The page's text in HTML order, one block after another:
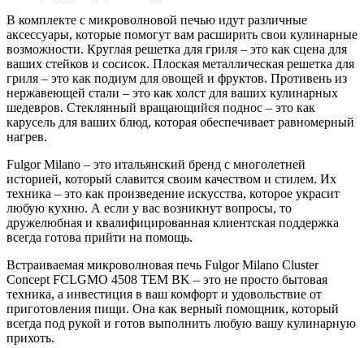
В комплекте с микроволновой печью идут различные
аксессуары, которые помогут вам расширить свои кулинарные
возможности. Круглая решетка для гриля – это как сцена для
ваших стейков и сосисок. Плоская металлическая решетка для
гриля – это как подиум для овощей и фруктов. Противень из
нержавеющей стали – это как холст для ваших кулинарных
шедевров. Стеклянный вращающийся поднос – это как
карусель для ваших блюд, которая обеспечивает равномерный
нагрев.
Fulgor Milano – это итальянский бренд с многолетней
историей, который славится своим качеством и стилем. Их
техника – это как произведение искусства, которое украсит
любую кухню. А если у вас возникнут вопросы, то
дружелюбная и квалифицированная клиентская поддержка
всегда готова прийти на помощь.
Встраиваемая микроволновая печь Fulgor Milano Cluster
Concept FCLGMO 4508 TEM BK – это не просто бытовая
техника, а инвестиция в ваш комфорт и удовольствие от
приготовления пищи. Она как верный помощник, который
всегда под рукой и готов выполнить любую вашу кулинарную
прихоть.